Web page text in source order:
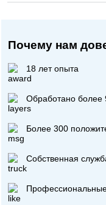
Почему нам
18 лет опыта
Обработано более
Более 300
Собственная